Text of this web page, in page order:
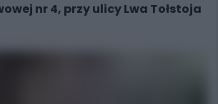
nr 4, przy ulicy Lwa Tołstoja